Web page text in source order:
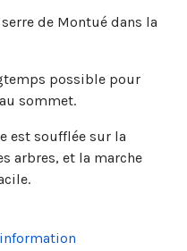
de Montué dans la
possible pour
sommet.
est soufflée sur la
arbres, et la marche